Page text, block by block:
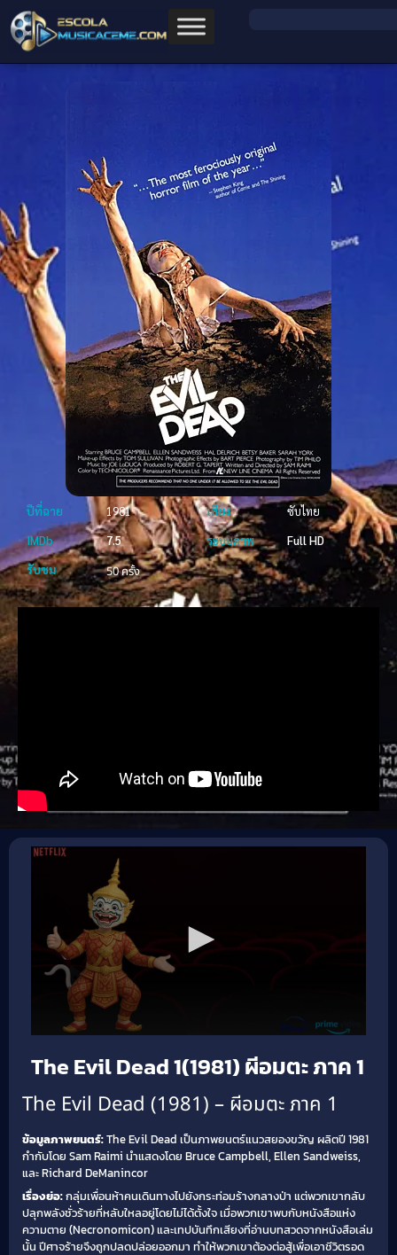
ปีที่ฉาย 1981 เสียง
ซับไทย
IMDb
7.5 ระบบภาพ
Full HD
รับชม
50 ครั้ง
The Evil Dead 1(1981) ผีอมตะ ภาค 1
The Evil Dead (1981) – ผีอมตะ ภาค 1
ข้อมูลภาพยนตร์:The Evil Dead เป็นภาพยนตร์แนวสยองขวัญ ผลิตปี 1981
กำกับโดย Sam Raimi นำแสดงโดย Bruce Campbell, Ellen Sandweiss,
และ Richard DeManincor
เรื่องย่อ:กลุ่มเพื่อนห้าคนเดินทางไปยังกระท่อมร้างกลางป่า แต่พวกเขากลับ
ปลุกพลังชั่วร้ายที่หลับใหลอยู่โดยไม่ได้ตั้งใจ เมื่อพวกเขาพบกับหนังสือแห่ง
ความตาย (Necronomicon) และเทปบันทึกเสียงที่อ่านบทสวดจากหนังสือเล่ม
นั้น ปีศาจร้ายจึงถูกปลดปล่อยออกมา ทำให้พวกเขาต้องต่อสู้เพื่อเอาชีวิตรอด